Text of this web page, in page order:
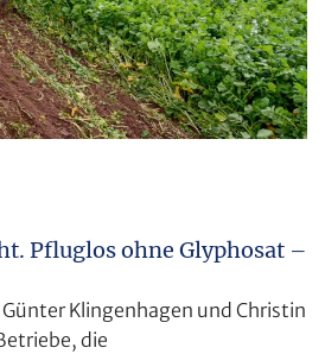
Pfluglos ohne Glyphosat –
Klingenhagen und Christin
die